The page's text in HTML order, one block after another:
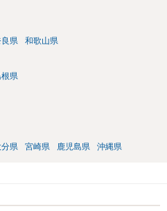
県 和歌山県
県
県 宮崎県 鹿児島県 沖縄県